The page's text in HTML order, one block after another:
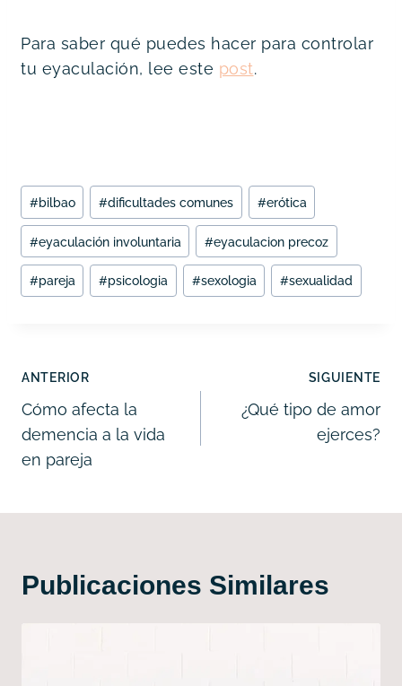
Para saber qué puedes hacer para controlar
tu eyaculación, lee este post.
Etiquetas
de
la
entrada:
#bilbao #dificultades comunes #erótica
#eyaculación involuntaria #eyaculacion precoz
#pareja #psicologia #sexologia #sexualidad
Navegación
de
entradas
ANTERIOR
Cómo afecta la
demencia a la vida
en pareja
SIGUIENTE
¿Qué tipo de amor
ejerces?
Publicaciones Similares